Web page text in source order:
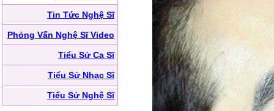
Tin Tức Nghệ Sĩ
Phỏng Vấn Nghệ Sĩ Video
Tiểu Sử Ca Sĩ
Tiểu Sử Nhạc Sĩ
Tiểu Sử Nghệ Sĩ